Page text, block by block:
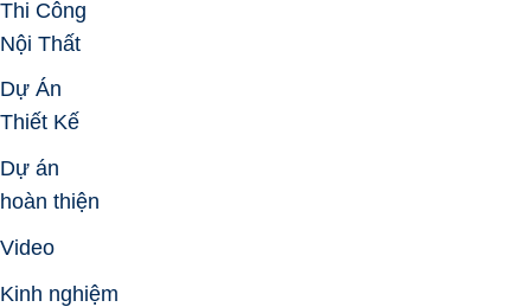
Thi Công
Nội Thất
Dự Án
Thiết Kế
Dự án
hoàn thiện
Video
Kinh nghiệm